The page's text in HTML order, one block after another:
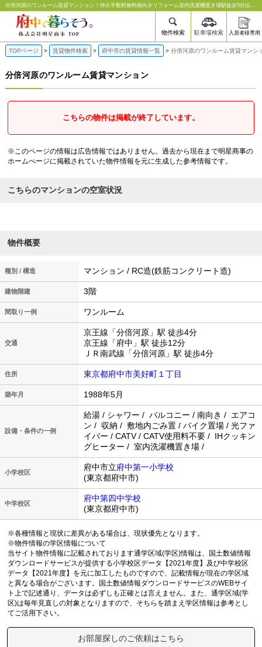
分倍河原のワンルーム賃貸マンション | 府中の賃貸なら明星商事
物件検索 駐車場検索 入居者様専用
分倍河原のワンルーム賃貸マンション！仲介手数料無料南向きリフォーム室内洗濯機置き場駅徒歩5分以内｜明星商事
TOPページ 賃貸物件検索 府中市の賃貸情報一覧 分倍河原のワンルーム賃貸マンシ
分倍河原のワンルーム賃貸マンション
こちらの物件は掲載が終了しています。
※このページの情報は広告情報ではありません。過去から現在まで明星商事の
ホームぺージに掲載されていた物件情報を元に生成した参考情報です。
こちらのマンションの空室状況
物件概要
種別 / 構造 マンション / RC造(鉄筋コンクリート造)
建物階建 3階
間取り一例 ワンルーム
交通
京王線「分倍河原」駅 徒歩4分
京王線「府中」駅 徒歩12分
ＪＲ南武線「分倍河原」駅 徒歩4分
住所 東京都府中市美好町１丁目
築年月 1988年5月
設備・条件の一例
給湯 / シャワー / バルコニー / 南向き / エアコ
ン / 収納 / 敷地内ごみ置 / バイク置場 / 光ファ
イバー / CATV / CATV使用料不要 / IHクッキン
グヒーター / 室内洗濯機置き場 /
小学校区
府中市立府中第一小学校
(東京都府中市)
中学校区
府中第四中学校
(東京都府中市)
※各種情報と現状に差異がある場合は、現状優先となります。
※物件情報の学区情報について
当サイト物件情報に記載されております通学区域(学区)情報は、国土数値情報
ダウンロードサービスが提供する小学校区データ【2021年度】及び中学校区
データ【2021年度】を元に加工したものですので、記載情報が現在の学区域
と異なる場合がございます。国土数値情報ダウンロードサービスのWEBサイ
ト上で記述通り、データは必ずしも正確とは言えません。また、通学区域(学
区)は毎年見直しの対象となりますので、そちらを踏まえ学区情報は参考とし
てご活用下さい。
お部屋探しのご依頼はこちら